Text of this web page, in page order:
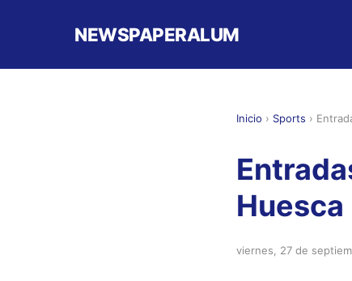
NEWSPAPERALUM
Inicio › Sports ›
Huesca
viernes, 27 de